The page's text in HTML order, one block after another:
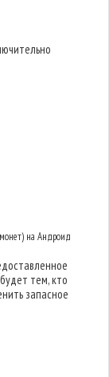
на Андроид
тем, кто
запасное